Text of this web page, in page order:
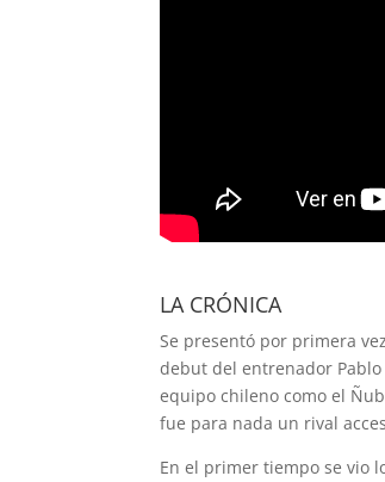
LA CRÓNICA
Se presentó por primera
debut del entrenador
equipo chileno como el
fue para nada un rival
En el primer tiempo se vio